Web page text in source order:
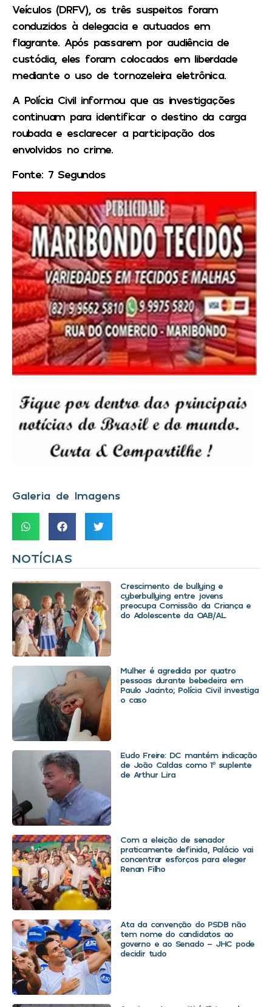
Veículos (DRFV), os três suspeitos foram
conduzidos à delegacia e autuados em
flagrante. Após passarem por audiência de
custódia, eles foram colocados em liberdade
mediante o uso de tornozeleira eletrônica.
A Polícia Civil informou que as investigações
continuam para identificar o destino da carga
roubada e esclarecer a participação dos
envolvidos no crime.
Fonte: 7 Segundos
Galeria de Imagens
NOTÍCIAS
Crescimento de bullying e
cyberbullying entre jovens
preocupa Comissão da Criança e
do Adolescente da OAB/AL
Mulher é agredida por quatro
pessoas durante bebedeira em
Paulo Jacinto; Polícia Civil investiga
o caso
Eudo Freire: DC mantém indicação
de João Caldas como 1º suplente
de Arthur Lira
Com a eleição de senador
praticamente definida, Palácio vai
concentrar esforços para eleger
Renan Filho
Ata da convenção do PSDB não
tem nome do candidatos ao
governo e ao Senado – JHC pode
decidir tudo